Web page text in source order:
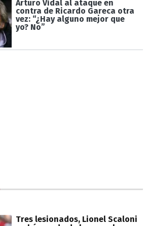
Arturo Vidal al ataque en
contra de Ricardo Gareca otra
vez: “¿Hay alguno mejor que
yo? No”
Tres lesionados, Lionel Scaloni